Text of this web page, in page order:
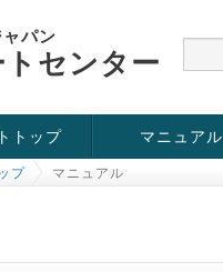
パン
センター
トップ
報ルナンス情報
マニュアル
KVM
OpenVZ
Windows Server
SSH接続
ドメイン
SSL
プ マニュアル